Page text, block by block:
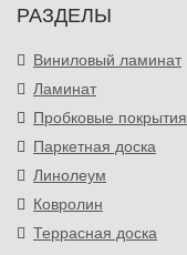
РАЗДЕЛЫ
Виниловый ламинат
Ламинат
Пробковые покрытия
Паркетная доска
Линолеум
Ковролин
Террасная доска